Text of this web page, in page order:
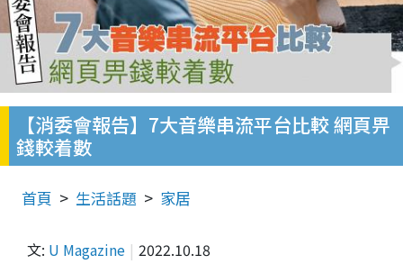
【消委會報告】7大音樂串流平台比較 網頁畀
錢較着數
首頁 生活話題 家居
文: U Magazine 2022.10.18